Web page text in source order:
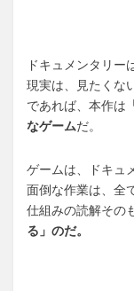
ドキュメンタリー
現実は、見たくな
であれば、本作は
なゲームだ。
ゲームは、ドキュ
面倒な作業は、全
仕組みの読解その
る」 のだ。